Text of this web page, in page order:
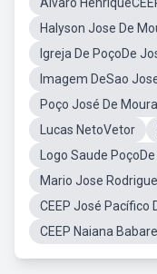
Halyson Jose De
Igreja De PoçoDe
Imagem DeSao
Poço José De
Lucas NetoVetor
Logo Saude
Mario Jose
CEEP José Pacífico
CEEP Naiana